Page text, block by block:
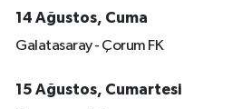
14 Ağustos, Cuma
Galatasaray - Çorum FK
15 Ağustos, Cumartesi